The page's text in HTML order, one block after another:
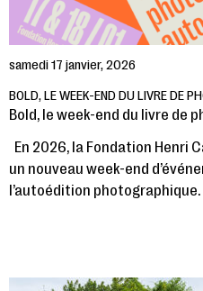
samedi 17 janvier, 2026
BOLD, LE WEEK-END DU LIVRE DE
Bold, le week-end du livre de
En 2026, la Fondation Henri
un nouveau week-end
l’autoédition